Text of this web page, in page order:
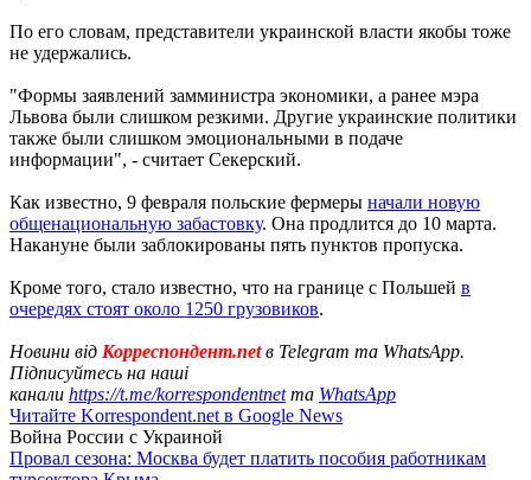
По его словам, представители украинской власти якобы тоже
не удержались.
"Формы заявлений замминистра экономики, а ранее мэра
Львова были слишком резкими. Другие украинские политики
также были слишком эмоциональными в подаче
информации", - считает Секерский.
Как известно, 9 февраля польские фермеры начали новую
общенациональную забастовку. Она продлится до 10 марта.
Накануне были заблокированы пять пунктов пропуска.
Кроме того, стало известно, что на границе с Польшей в
очередях стоят около 1250 грузовиков.
Новини від Корреспондент.netв Telegram та WhatsApp.
Підписуйтесь на наші
канали https://t.me/korrespondentnetта WhatsApp
Читайте Korrespondent.net в Google News
Война России с Украиной
Провал сезона: Москва будет платить пособия работникам